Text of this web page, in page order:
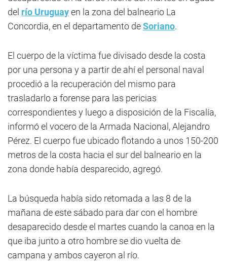
del río Uruguayen la zona del balneario La
Concordia, en el departamento deSoriano.
El cuerpo de la víctima fue divisado desde la costa
por una persona y a partir de ahí el personal naval
procedió a la recuperación del mismo para
trasladarlo a forense para las pericias
correspondientes y luego a disposición de la Fiscalía,
informó el vocero de la Armada Nacional, Alejandro
Pérez. El cuerpo fue ubicado flotando a unos 150-200
metros de la costa hacia el sur del balneario en la
zona donde había desparecido, agregó.
La búsqueda había sido retomada a las 8 de la
mañana de este sábado para dar con el hombre
desaparecido desde el martes cuando la canoa en la
que iba junto a otro hombre se dio vuelta de
campana y ambos cayeron al río.